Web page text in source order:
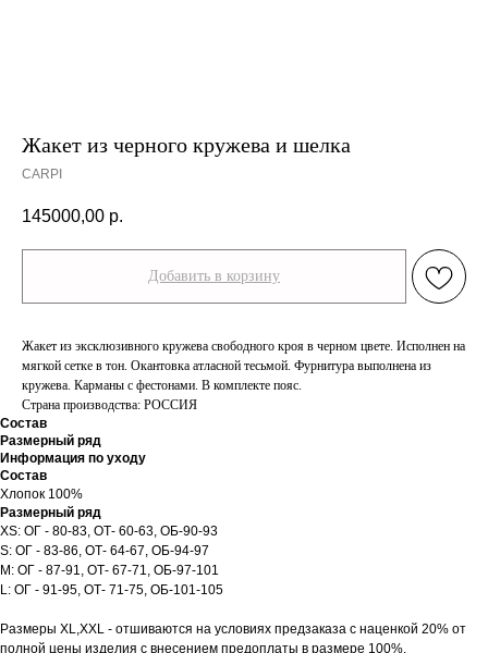
Жакет из черного кружева и шелка
CARPI
145000,00 р.
Добавить в корзину
Жакет из эксклюзивного кружева свободного кроя в черном цвете. Исполнен на
мягкой сетке в тон. Окантовка атласной тесьмой. Фурнитура выполнена из
кружева. Карманы с фестонами. В комплекте пояс.
Страна производства: РОССИЯ
Состав
Размерный ряд
Информация по уходу
Состав
Хлопок 100%
Размерный ряд
XS: ОГ - 80-83, ОТ- 60-63, ОБ-90-93
S: ОГ - 83-86, ОТ- 64-67, ОБ-94-97
M: ОГ - 87-91, ОТ- 67-71, ОБ-97-101
L: ОГ - 91-95, ОТ- 71-75, ОБ-101-105
Размеры XL,XXL - отшиваются на условиях предзаказа с наценкой 20% от
полной цены изделия с внесением предоплаты в размере 100%.